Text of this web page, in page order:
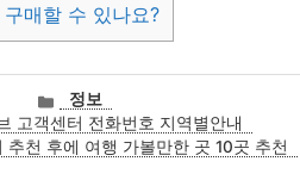
매할 수 있나요?
카
테
고
정보
고객센터 전화번호 지역별안내
추천 후에 여행 가볼만한 곳 10곳 추천